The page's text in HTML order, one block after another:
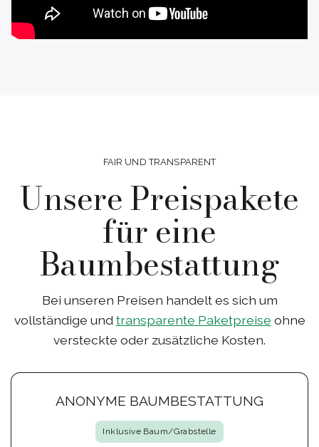
FAIR UND TRANSPARENT
Unsere Preispakete
für eine
Baumbestattung
Bei unseren Preisen handelt es sich um
vollständige und transparente Paketpreise ohne
versteckte oder zusätzliche Kosten.
ANONYME BAUMBESTATTUNG
Inklusive Baum/Grabstelle